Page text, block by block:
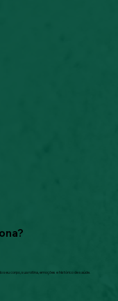
corpo, sua rotina, emoções e histórico de saúde.